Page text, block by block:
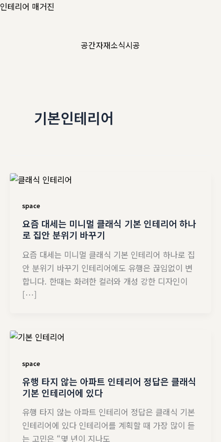
콘
인테리어 매거진
공간자재소식시공
기본인테리어
space
요즘 대세는 미니멀 클래식 기본 인테리어 하나
로 집안 분위기 바꾸기
요즘 대세는 미니멀 클래식 기본 인테리어 하나로 집
안 분위기 바꾸기 인테리어에도 유행은 끊임없이 변
합니다. 한때는 화려한 컬러와 개성 강한 디자인이
[…]
space
유행 타지 않는 아파트 인테리어 정답은 클래식
기본 인테리어에 있다
유행 타지 않는 아파트 인테리어 정답은 클래식 기본
인테리어에 있다 인테리어를 계획할 때 가장 많이 듣
는 고민은 “몇 년이 지나도